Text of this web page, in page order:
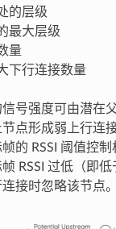
的层级
最大层级
量
下行连接数量
号强度可由潜在
点形成弱上行连
的 RSSI 阈值控
RSSI 过低（即
接时忽略该节点。